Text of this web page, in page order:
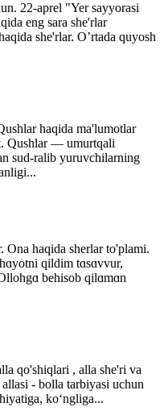
22-aprel "Yer sayyorasi
eng sara she'rlar
she'rlar. O’rtada quyosh
haqida ma'lumotlar
Qushlar — umurtqali
sud-ralib yuruvchilarning
Ona haqida sherlar to'plami.
qildim tɑsɑvvur,
behisob qilɑmɑn
qo'shiqlari , alla she'ri va
- bolla tarbiyasi uchun
ko‘ngliga...